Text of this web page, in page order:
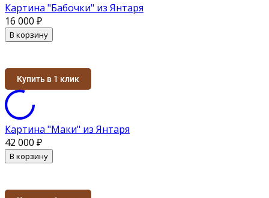
Картина "Бабочки" из Янтаря
16 000 ₽
В корзину
Купить в 1 клик
Картина "Маки" из Янтаря
42 000 ₽
В корзину